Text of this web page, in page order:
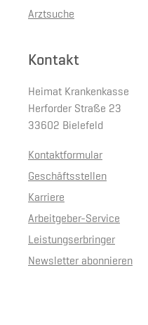
Arztsuche
Kontakt
Heimat Krankenkasse
Herforder Straße 23
33602 Bielefeld
Kontaktformular
Geschäftsstellen
Karriere
Arbeitgeber-Service
Leistungserbringer
Newsletter abonnieren